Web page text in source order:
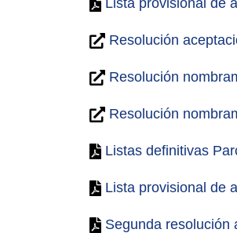
Resolución
Resolución
Resolución
Listas definitivas
Lista provisional de
Segunda resolución